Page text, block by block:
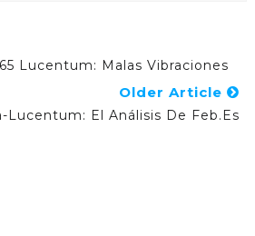
Lucentum: Malas Vibraciones
Older Article
Lucentum: El Análisis De Feb.es